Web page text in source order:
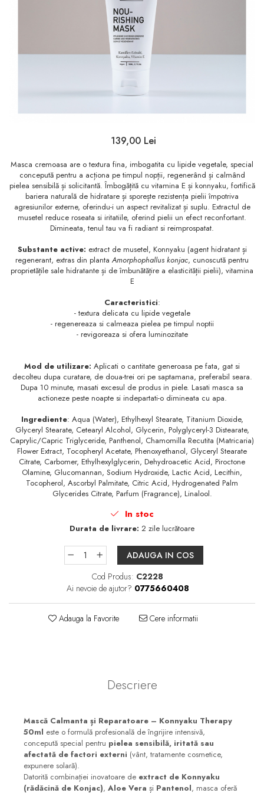
139,00 Lei
Masca cremoasa are o textura fina, imbogatita cu lipide vegetale, special
concepută pentru a acționa pe timpul nopții, regenerând și calmând
pielea sensibilă și solicitantă. Îmbogățită cu vitamina E și konnyaku, fortifică
bariera naturală de hidratare și sporește rezistența pielii împotriva
agresiunilor externe, oferindu-i un aspect revitalizat și suplu. Extractul de
musetel reduce roseata si iritatiile, oferind pielii un efect reconfortant.
Dimineata, tenul tau va fi radiant si reimprospatat.
Substanteactive: extract de musetel, Konnyaku (agent hidratant și
regenerant, extras din planta Amorphophallus konjac, cunoscută pentru
proprietățile sale hidratante și de îmbunătățire a elasticității pielii), vitamina
E
Caracteristici:
- textura delicata cu lipide vegetale
- regenereaza si calmeaza pielea pe timpul noptii
- revigoreaza si ofera luminozitate
Mod de utilizare: Aplicati o cantitate generoasa pe fata, gat si
decolteu dupa curatare, de doua-trei ori pe saptamana, preferabil seara.
Dupa 10 minute, masati excesul de produs in piele. Lasati masca sa
actioneze peste noapte si indepartati-o dimineata cu apa.
Ingrediente: Aqua (Water), Ethylhexyl Stearate, Titanium Dioxide,
Glyceryl Stearate, Cetearyl Alcohol, Glycerin, Polyglyceryl-3 Distearate,
Caprylic/Capric Triglyceride, Panthenol, Chamomilla Recutita (Matricaria)
Flower Extract, Tocopheryl Acetate, Phenoxyethanol, Glyceryl Stearate
Citrate, Carbomer, Ethylhexylglycerin, Dehydroacetic Acid, Piroctone
Olamine, Glucomannan, Sodium Hydroxide, Lactic Acid, Lecithin,
Tocopherol, Ascorbyl Palmitate, Citric Acid, Hydrogenated Palm
Glycerides Citrate, Parfum (Fragrance), Linalool.
In stoc
Durata de livrare: 2 zile lucrătoare
ADAUGA IN COS
Cod Produs: C2228
Ai nevoie de ajutor? 0775660408
Adauga la Favorite Cere informatii
Descriere
Mască Calmanta și Reparatoare – Konnyaku Therapy
50ml este o formulă profesională de îngrijire intensivă,
concepută special pentru pielea sensibilă, iritată sau
afectată de factori externi (vânt, tratamente cosmetice,
expunere solară).
Datorită combinației inovatoare de extract de Konnyaku
(rădăcină de Konjac), Aloe Vera și Pantenol, masca oferă